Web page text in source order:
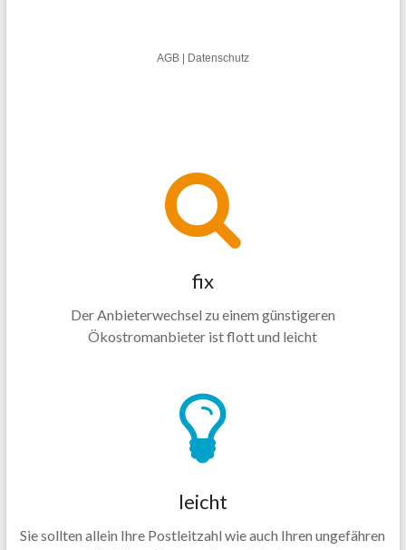
fix
Der Anbieterwechsel zu einem günstigeren
Ökostromanbieter ist flott und leicht
leicht
Sie sollten allein Ihre Postleitzahl wie auch Ihren ungefähren